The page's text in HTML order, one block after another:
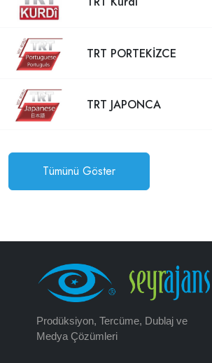
TRT PORTEKİZCE
TRT JAPONCA
Tümünü Göster
Prodüksiyon, Tercüme, Dublaj ve
Medya Çözümleri